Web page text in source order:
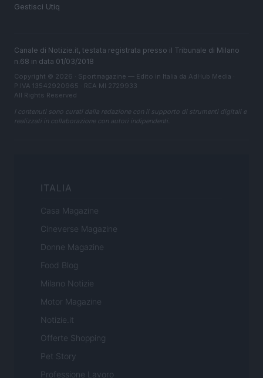
Gestisci Utiq
Canale di Notizie.it, testata registrata presso il Tribunale di Milano
n.68 in data 01/03/2018
Copyright © 2026 · Sportmagazine — Edito in Italia da AdHub Media
P.IVA 13542920965 · REA MI 2729933
All Rights Reserved
I contenuti sono curati dalla redazione con il supporto di strumenti digitali e
realizzati in collaborazione con autori indipendenti.
ITALIA
Casa Magazine
Cineverse Magazine
Donne Magazine
Food Blog
Milano Notizie
Motor Magazine
Notizie.it
Offerte Shopping
Pet Story
Professione Lavoro